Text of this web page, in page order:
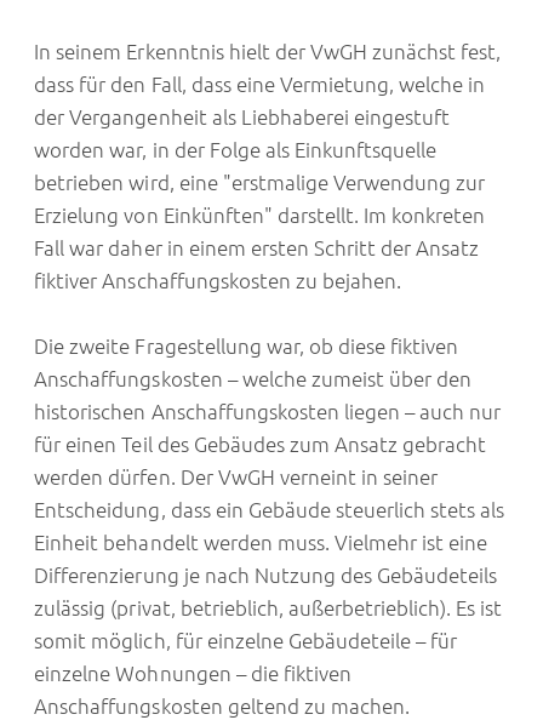
In seinem Erkenntnis hielt der VwGH zunächst fest,
dass für den Fall, dass eine Vermietung, welche in
der Vergangenheit als Liebhaberei eingestuft
worden war, in der Folge als Einkunftsquelle
betrieben wird, eine "erstmalige Verwendung zur
Erzielung von Einkünften" darstellt. Im konkreten
Fall war daher in einem ersten Schritt der Ansatz
fiktiver Anschaffungskosten zu bejahen.
Die zweite Fragestellung war, ob diese fiktiven
Anschaffungskosten – welche zumeist über den
historischen Anschaffungskosten liegen – auch nur
für einen Teil des Gebäudes zum Ansatz gebracht
werden dürfen. Der VwGH verneint in seiner
Entscheidung, dass ein Gebäude steuerlich stets als
Einheit behandelt werden muss. Vielmehr ist eine
Differenzierung je nach Nutzung des Gebäudeteils
zulässig (privat, betrieblich, außerbetrieblich). Es ist
somit möglich, für einzelne Gebäudeteile – für
einzelne Wohnungen – die fiktiven
Anschaffungskosten geltend zu machen.